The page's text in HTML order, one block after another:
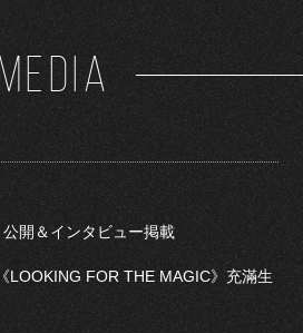
MEDIA
開＆インタビュー掲載
LOOKING FOR THE MAGIC》充滿生